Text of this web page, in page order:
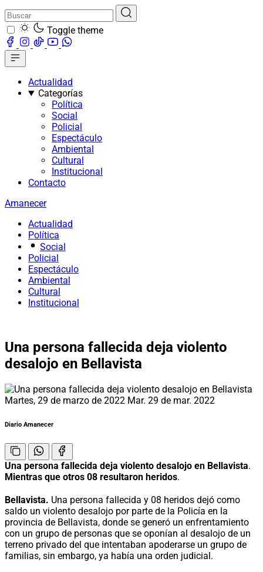
Toggle theme
Actualidad
Categorías
Política
Social
Policial
Espectáculo
Ambiental
Cultural
Institucional
Contacto
Amanecer
Actualidad
Política
Social
Policial
Espectáculo
Ambiental
Cultural
Institucional
Una persona fallecida deja violento
desalojo en Bellavista
Martes, 29 de marzo de 2022 Mar. 29 de mar. 2022
Diario Amanecer
Una persona fallecida deja violento desalojo en Bellavista.
Mientras que otros 08 resultaron heridos.
Bellavista. Una persona fallecida y 08 heridos dejó como
saldo un violento desalojo por parte de la Policía en la
provincia de Bellavista, donde se generó un enfrentamiento
con un grupo de personas que se oponían al desalojo de un
terreno privado del que intentaban apoderarse un grupo de
familias, sin embargo, ya había una orden judicial.